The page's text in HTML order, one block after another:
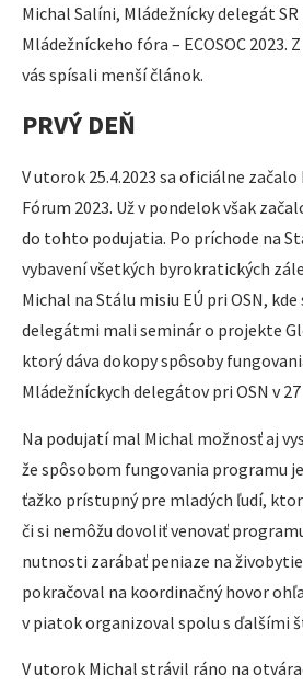
Michal Salíni, Mládežnícky delegát
Mládežníckeho fóra – ECOSOC
vás spísali menší článok.
PRVÝ DEŇ
V utorok 25.4.2023 sa oficiálne začalo
Fórum 2023. Už v pondelok však
do tohto podujatia. Po príchode na
vybavení všetkých byrokratických
Michal na Stálu misiu EÚ pri OSN,
delegátmi mali seminár o projekte
ktorý dáva dokopy spôsoby
Mládežníckych delegátov pri OSN v
Na podujatí mal Michal možnosť aj
že spôsobom fungovania programu
ťažko prístupný pre mladých ľudí,
či si nemôžu dovoliť venovať
nutnosti zarábať peniaze na
pokračoval na koordinačný hovor
v piatok organizoval spolu s ďalšími
V utorok Michal strávil ráno na